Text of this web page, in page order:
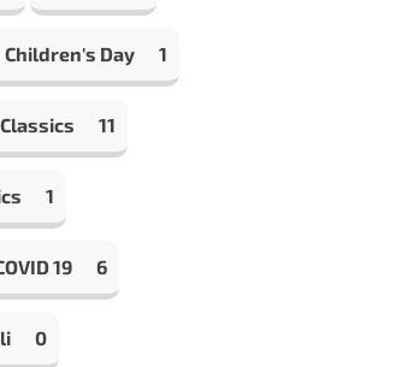
Children's Day 1
Classics 11
1
19 6
0